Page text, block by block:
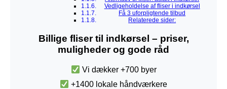
Vedligeholdelse af fliser i indkørsel
Få 3 uforpligtende tilbud
Relaterede sider:
Billige fliser til indkørsel – priser,
muligheder og gode råd
Vi dækker +700 byer
+1400 lokale håndværkere